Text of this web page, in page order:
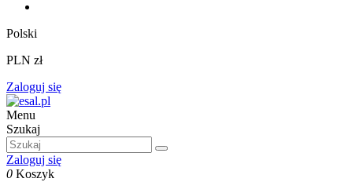
Polski
PLN zł
Zaloguj się
Menu
Szukaj
Zaloguj się
0 Koszyk